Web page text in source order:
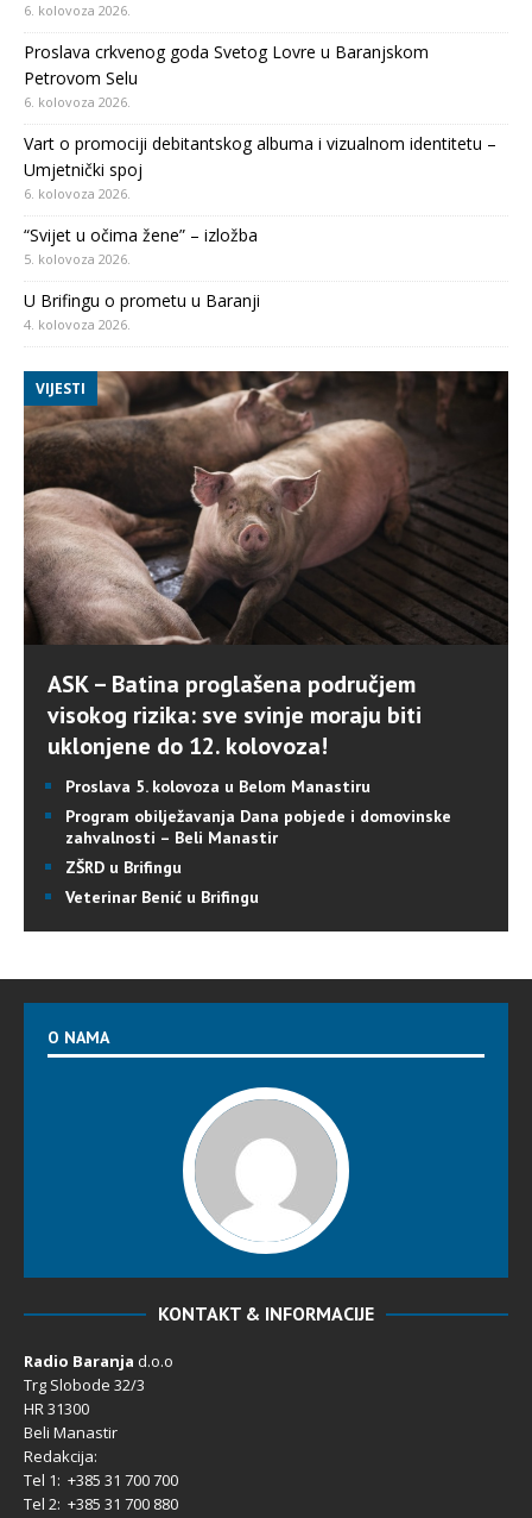
6. kolovoza 2026.
Proslava crkvenog goda Svetog Lovre u Baranjskom
Petrovom Selu
6. kolovoza 2026.
Vart o promociji debitantskog albuma i vizualnom identitetu –
Umjetnički spoj
6. kolovoza 2026.
“Svijet u očima žene” – izložba
5. kolovoza 2026.
U Brifingu o prometu u Baranji
4. kolovoza 2026.
VIJESTI
ASK – Batina proglašena područjem
visokog rizika: sve svinje moraju biti
uklonjene do 12. kolovoza!
Proslava 5. kolovoza u Belom Manastiru
Program obilježavanja Dana pobjede i domovinske
zahvalnosti – Beli Manastir
ZŠRD u Brifingu
Veterinar Benić u Brifingu
O NAMA
KONTAKT & INFORMACIJE
Radio Baranja d.o.o
Trg Slobode 32/3
HR 31300
Beli Manastir
Redakcija:
Tel 1: +385 31 700 700
Tel 2: +385 31 700 880